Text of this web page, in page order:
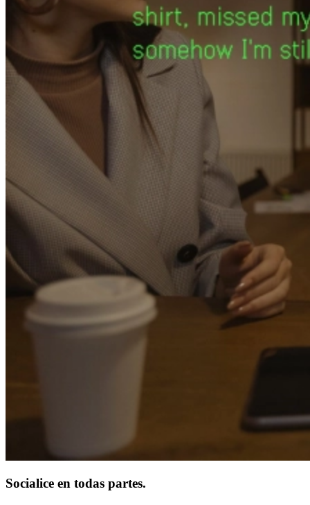
Socialice en todas partes.